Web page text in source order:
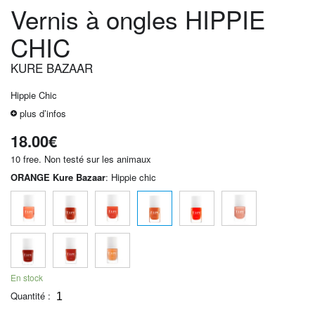
Vernis à ongles HIPPIE
CHIC
KURE BAZAAR
Hippie Chic
plus d’infos
18.00€
10 free. Non testé sur les animaux
ORANGE Kure Bazaar: Hippie chic
En stock
Quantité :